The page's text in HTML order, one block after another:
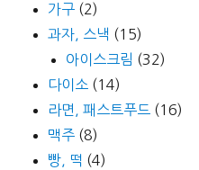
가구 (2)
과자, 스낵 (15)
아이스크림 (32)
다이소 (14)
라면, 패스트푸드 (16)
맥주 (8)
빵, 떡 (4)